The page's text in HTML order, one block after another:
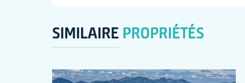
SIMILAIRE PROPRIÉTÉS